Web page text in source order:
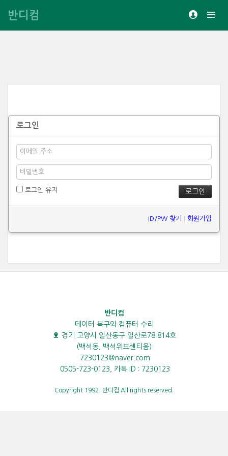
반디컴
로그인
로그인 유지
ID/PW 찾기 회원가입
반디컴
데이터 복구와 컴퓨터 수리
경기 고양시 일산동구 일산로78 814호
(백석동, 백석위브센티움)
7230123@naver.com
0505-723-0123, 카톡 ID : 7230123
Copyright 1992. 반디컴 All rights reserved.